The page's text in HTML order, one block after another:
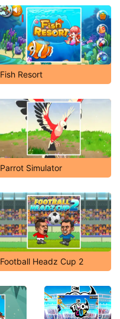
Fish Resort
Parrot Simulator
Football Headz Cup 2